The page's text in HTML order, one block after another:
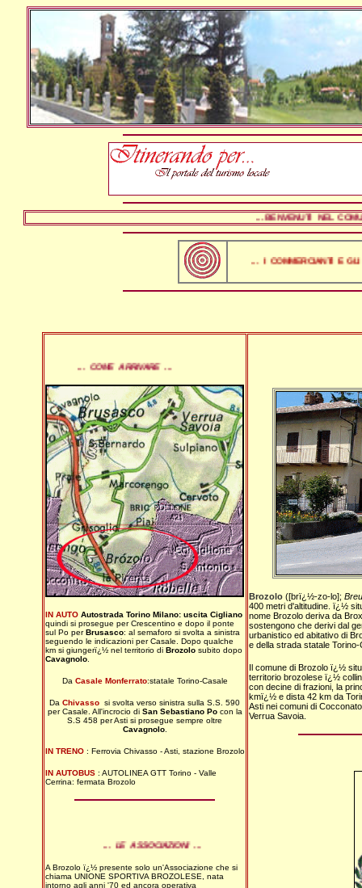
... BENVENUTI NEL
... I COMMERCIANTI E GLI
... COME ARRIVARE ...
IN AUTO Autostrada Torino Milano: uscita Cigliano
quindi si prosegue per Crescentino e dopo il ponte
sul Po perBrusasco: al semaforo si svolta a sinistra
seguendo le indicazioni per Casale. Dopo qualche
km si giungerï¿½ nel territorio di Brozolosubito dopo
Cavagnolo.
Da Casale Monferrato:statale Torino-Casale
Da Chivasso si svolta verso sinistra sulla S.S. 590
per Casale. All'incrocio di San Sebastiano Pocon la
S.S 458 per Asti si prosegue sempre oltre
Cavagnolo.
IN TRENO : Ferrovia Chivasso - Asti, stazione Brozolo
IN AUTOBUS : AUTOLINEA GTT Torino - Valle
Cerrina: fermata Brozolo
... LE ASSOCIAZIONI ...
A Brozolo ï¿½ presente solo un'Associazione che si
chiama UNIONE SPORTIVA BROZOLESE, nata
intorno agli anni '70 ed ancora operativa
Brozolo ([brï¿½-zo-lo];
400 metri d'altitudine. ï¿½
nome Brozolo deriva da
sostengono che derivi dal
urbanistico ed abitativo di
e della strada statale
Il comune di Brozolo ï¿½
territorio brozolese ï¿½
con decine di frazioni, la
kmï¿½ e dista 42 km da
Asti nei comuni di
Verrua Savoia.